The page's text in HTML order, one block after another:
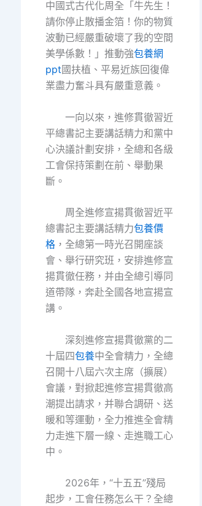
中國式古代化周全「牛先生！
請你停止散播金箔！你的物質
波動已經嚴重破壞了我的空間
美學係數！」推動強包養網
ppt國扶植、平易近族回復偉
業盡力奮斗具有嚴重意義。
一向以來，進修貫徹習近
平總書記主要講話精力和黨中
心決議計劃安排，全總和各級
工會保持策劃在前、舉動果
斷。
周全進修宣揚貫徹習近平
總書記主要講話精力包養價
格 ，全總第一時光召開座談
會、舉行研究班，安排進修宣
揚貫徹任務，并由全總引導同
道帶隊，奔赴全國各地宣揚宣
講。
深刻進修宣揚貫徹黨的二
十屆四包養中全會精力，全總
召開十八屆六次主席（擴展）
會議，對掀起進修宣揚貫徹高
潮提出請求，并聯合調研、送
暖和等運動，全力推進全會精
力走進下層一線、走進職工心
中。
2026年，“十五五”殘局
起步，工會任務怎么干？全總